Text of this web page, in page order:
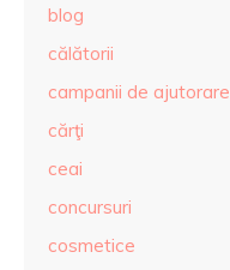
blog
călătorii
campanii de ajutorare
cărţi
ceai
concursuri
cosmetice